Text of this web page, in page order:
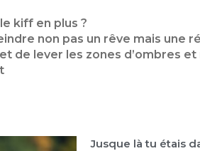
kiff en plus ?
non pas un rêve mais une
lever les zones d’ombres et
Jusque là tu étais